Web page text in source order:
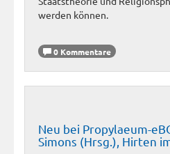
werden können.
0 Kommentare
Neu bei Propylaeum-
Simons (Hrsg.), Hirten